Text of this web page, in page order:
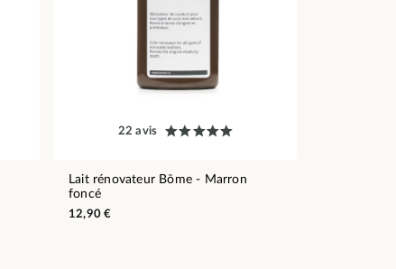
22 avis
Lait rénovateur Bōme - Marron
foncé
12,90 €